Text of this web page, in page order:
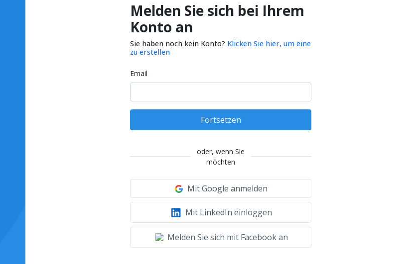
Melden Sie sich bei Ihrem
Konto an
Sie haben noch kein Konto? Klicken Sie hier, um eine
zu erstellen
Email
Fortsetzen
oder, wenn Sie
möchten
Mit Google anmelden
Mit LinkedIn einloggen
Melden Sie sich mit Facebook an